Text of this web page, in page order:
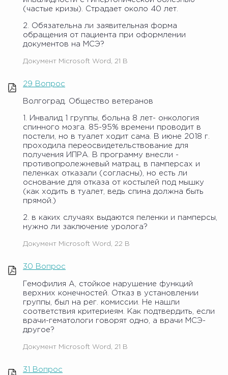
(частые кризы). Страдает около 40 лет.
2. Обязательна ли заявительная форма
обращения от пациента при оформлении
документов на МСЭ?
Документ Microsoft Word, 21 B
29 Вопрос
Волгоград. Общество ветеранов
1. Инвалид 1 группы, больна 8 лет- онкология
спинного мозга. 85-95% времени проводит в
постели, но в туалет ходит сама. В июне 2018 г.
проходила переосвидетельствование для
получения ИПРА. В программу внесли -
противопролежневый матрац, в памперсах и
пеленках отказали (согласны), но есть ли
основание для отказа от костылей под мышку
(как ходить в туалет, ведь спина должна быть
прямой.)
2. в каких случаях выдаются пеленки и памперсы,
нужно ли заключение уролога?
Документ Microsoft Word, 22 B
30 Вопрос
Гемофилия А, стойкое нарушение функций
верхних конечностей. Отказ в установлении
группы, был на рег. комиссии. Не нашли
соответствия критериеям. Как подтвердить, если
врачи-гематологи говорят одно, а врачи МСЭ-
другое?
Документ Microsoft Word, 21 B
31 Вопрос